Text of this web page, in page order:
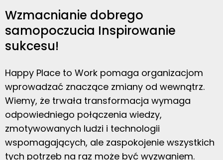
Wzmacnianie dobrego
samopoczucia Inspirowanie
sukcesu!
Happy Place to Work pomaga organizacjom
wprowadzać znaczące zmiany od wewnątrz.
Wiemy, że trwała transformacja wymaga
odpowiedniego połączenia wiedzy,
zmotywowanych ludzi i technologii
wspomagających, ale zaspokojenie wszystkich
tych potrzeb na raz może być wyzwaniem.